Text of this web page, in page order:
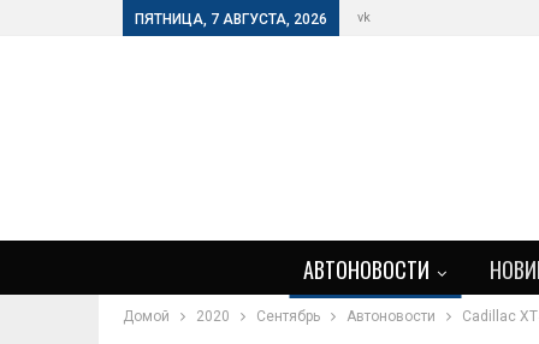
ПЯТНИЦА, 7 АВГУСТА, 2026 vk
АВТОНОВОСТИ
Домой 2020 Сентябрь Автоновости Cadillac